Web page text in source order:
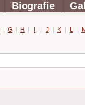
Biografie
| G | H | I | J | K | L |